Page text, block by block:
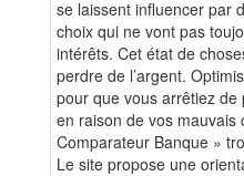
se laissent influencer par
choix qui ne vont pas
intérêts. Cet état de
perdre de l’argent.
pour que vous arrêtiez de
en raison de vos mauvais
Comparateur Banque »
Le site propose une